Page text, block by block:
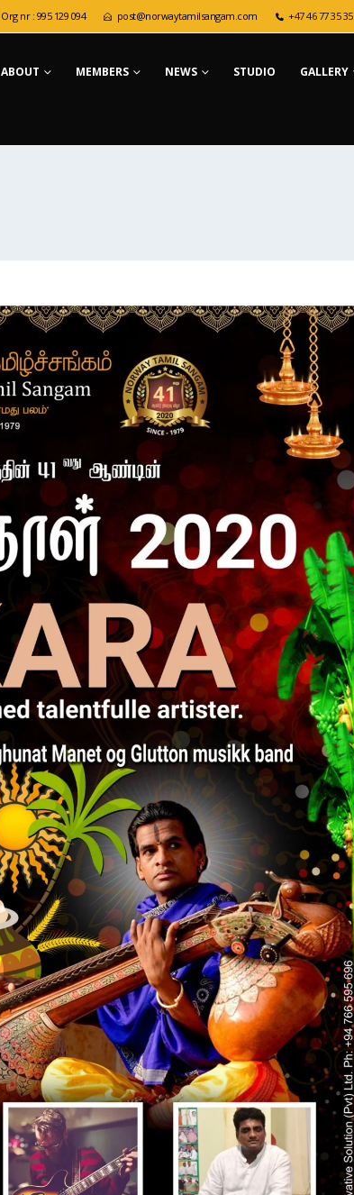
Org nr : 995 129 094 post@norwaytamilsangam.com +47 46 77 35 35
ABOUT MEMBERS NEWS STUDIO GALLERY